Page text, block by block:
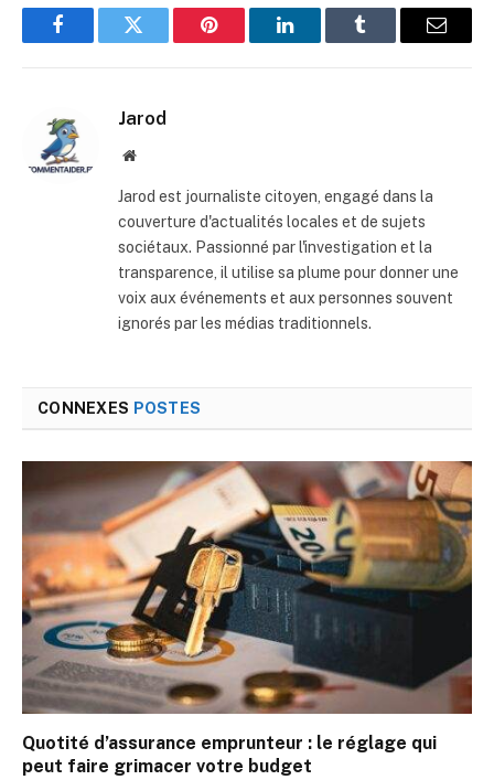
FacebookTwitter Pinterest LinkedInTumblr
E-
Jarod
Site
Jarod est journaliste citoyen, engagé dans la
couverture d'actualités locales et de sujets
sociétaux. Passionné par l'investigation et la
transparence, il utilise sa plume pour donner une
voix aux événements et aux personnes souvent
ignorés par les médias traditionnels.
CONNEXES POSTES
Quotité d’assurance emprunteur : le réglage qui
peut faire grimacer votre budget